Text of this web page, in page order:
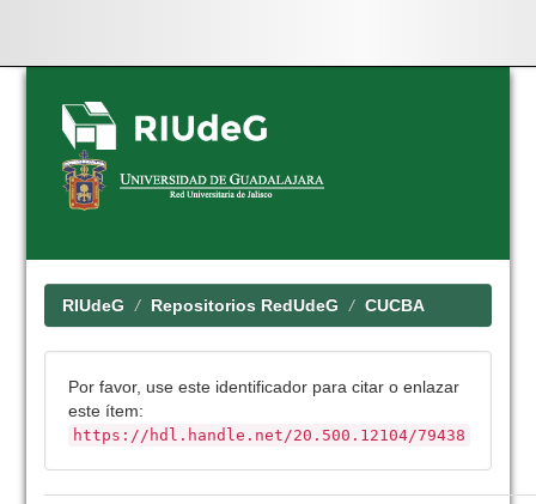
Skip
navigation
RIUdeG Repositorios RedUdeG CUCBA
Por favor, use este identificador para citar o enlazar
este ítem:
https://hdl.handle.net/20.500.12104/79438